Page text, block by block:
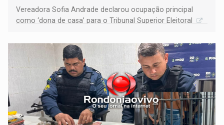
Vereadora Sofia Andrade declarou ocupação principal
como ‘dona de casa’ para o Tribunal Superior Eleitoral